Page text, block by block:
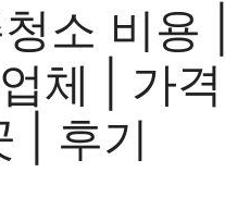
소 비용 |
체 | 가격 |
| 후기